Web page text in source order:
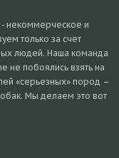
некоммерческое и
только за счет
людей. Наша команда
не побоялись взять на
«серьезных» пород –
Мы делаем это вот